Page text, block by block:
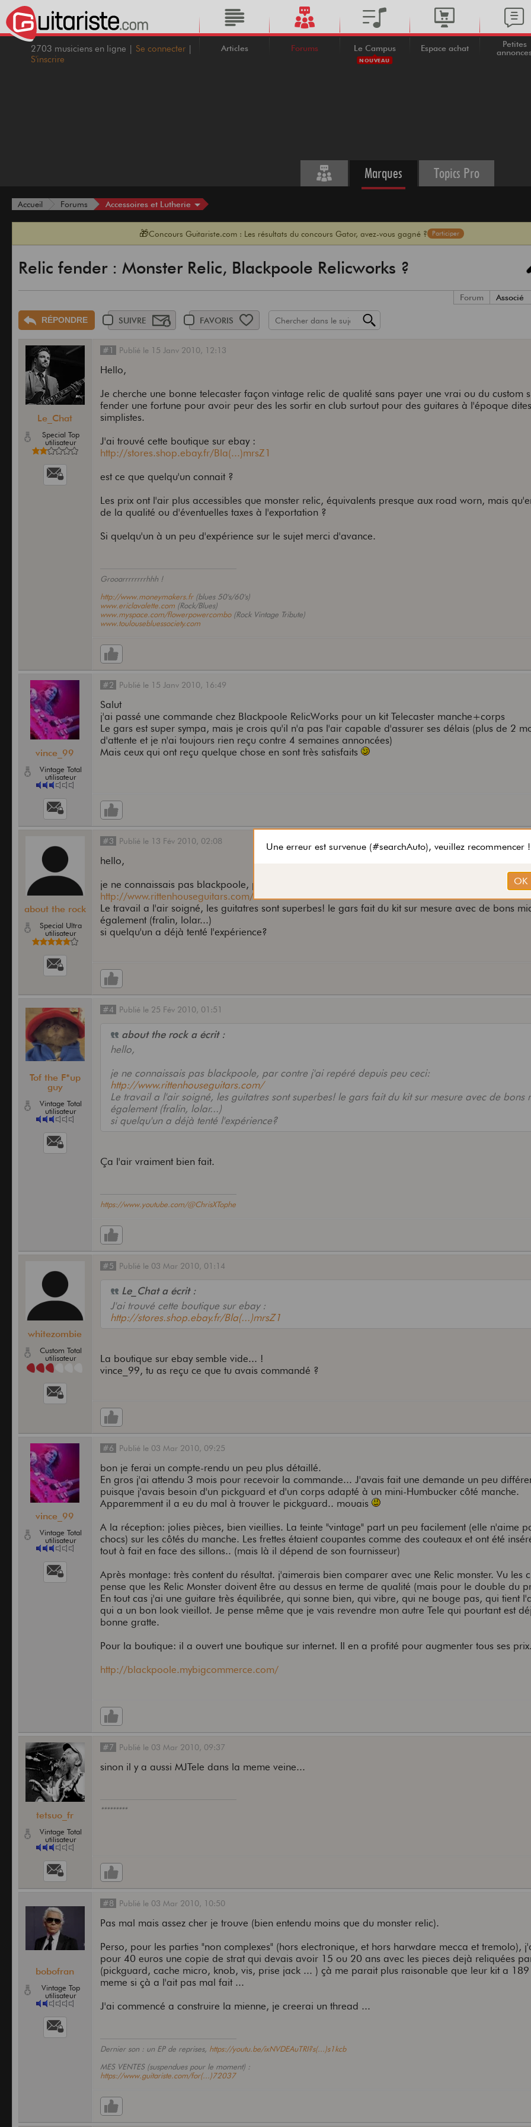
2703 musiciens en ligne | Se connecter |
S'inscrire
Articles Forums Le Campus
NOUVEAU
Espace achat
Petites
Marques Topics Pro
Accueil Forums Accessoires et Lutherie
🎁Concours Guitariste.com : Les résultats du concours Gator, avez-vous gagné ? Participer
Relic fender : Monster Relic, Blackpoole Relicworks ?
Forum Associé
RÉPONDRE SUIVRE FAVORIS
Le_Chat
Special Top
utilisateur
#1 Publié le 15 Janv 2010, 12:13
Hello,
Je cherche une bonne telecaster façon vintage relic de qualité sans payer une vrai ou du custom
fender une fortune pour avoir peur des les sortir en club surtout pour des guitares à l'époque
simplistes.
J'ai trouvé cette boutique sur ebay :
http://stores.shop.ebay.fr/Bla(...)mrsZ1
est ce que quelqu'un connait ?
Les prix ont l'air plus accessibles que monster relic, équivalents presque aux road worn, mais
de la qualité ou d'éventuelles taxes à l'exportation ?
Si quelqu'un à un peu d'expérience sur le sujet merci d'avance.
Grooarrrrrrrrhhh !
http://www.moneymakers.fr(blues 50's/60's)
www.ericlavalette.com (Rock/Blues)
www.myspace.com/flowerpowercombo(Rock Vintage Tribute)
www.toulousebluessociety.com
vince_99
Vintage Total
utilisateur
#2 Publié le 15 Janv 2010, 16:49
Salut
j'ai passé une commande chez Blackpoole RelicWorks pour un kit Telecaster manche+corps
Le gars est super sympa, mais je crois qu'il n'a pas l'air capable d'assurer ses délais (plus de 2
d'attente et je n'ai toujours rien reçu contre 4 semaines annoncées)
Mais ceux qui ont reçu quelque chose en sont très satisfaits
about the rock
Special Ultra
utilisateur
#3 Publié le 13 Fév 2010, 02:08
hello,
je ne connaissais pas blackpoole, par contre j'ai repéré depuis peu ceci:
http://www.rittenhouseguitars.com/
Le travail a l'air soigné, les guitatres sont superbes! le gars fait du kit sur mesure avec de bons
également (fralin, lolar...)
si quelqu'un a déjà tenté l'expérience?
Tof the F*up
guy
Vintage Total
utilisateur
#4 Publié le 25 Fév 2010, 01:51
about the rock a écrit :
hello,
je ne connaissais pas blackpoole, par contre j'ai repéré depuis peu ceci:
http://www.rittenhouseguitars.com/
Le travail a l'air soigné, les guitatres sont superbes! le gars fait du kit sur mesure avec de bons
également (fralin, lolar...)
si quelqu'un a déjà tenté l'expérience?
Ça l'air vraiment bien fait.
https://www.youtube.com/@ChrisXTophe
whitezombie
Custom Total
utilisateur
#5 Publié le 03 Mar 2010, 01:14
Le_Chat a écrit :
J'ai trouvé cette boutique sur ebay :
http://stores.shop.ebay.fr/Bla(...)mrsZ1
La boutique sur ebay semble vide... !
vince_99, tu as reçu ce que tu avais commandé ?
vince_99
Vintage Total
utilisateur
#6 Publié le 03 Mar 2010, 09:25
bon je ferai un compte-rendu un peu plus détaillé.
En gros j'ai attendu 3 mois pour recevoir la commande... J'avais fait une demande un peu
puisque j'avais besoin d'un pickguard et d'un corps adapté à un mini-Humbucker côté manche.
Apparemment il a eu du mal à trouver le pickguard.. mouais
A la réception: jolies pièces, bien vieillies. La teinte "vintage" part un peu facilement (elle n'aime
chocs) sur les côtés du manche. Les frettes étaient coupantes comme des couteaux et ont été
tout à fait en face des sillons.. (mais là il dépend de son fournisseur)
Après montage: très content du résultat. j'aimerais bien comparer avec une Relic monster. Vu les
pense que les Relic Monster doivent être au dessus en terme de qualité (mais pour le double du
En tout cas j'ai une guitare très équilibrée, qui sonne bien, qui vibre, qui ne bouge pas, qui tient
qui a un bon look vieillot. Je pense même que je vais revendre mon autre Tele qui pourtant est
bonne gratte.
Pour la boutique: il a ouvert une boutique sur internet. Il en a profité pour augmenter tous ses
http://blackpoole.mybigcommerce.com/
tetsuo_fr
Vintage Total
utilisateur
#7 Publié le 03 Mar 2010, 09:37
sinon il y a aussi MJTele dans la meme veine...
*********
bobofran
Vintage Top
utilisateur
#8 Publié le 03 Mar 2010, 10:50
Pas mal mais assez cher je trouve (bien entendu moins que du monster relic).
Perso, pour les parties "non complexes" (hors electronique, et hors harwdare mecca et tremolo),
pour 40 euros une copie de strat qui devais avoir 15 ou 20 ans avec les pieces dejà reliquées
(pickguard, cache micro, knob, vis, prise jack ... ) çà me parait plus raisonable que leur kit a
meme si çà a l'ait pas mal fait ...
J'ai commencé a construire la mienne, je creerai un thread ...
Dernier son : un EP de reprises, https://youtu.be/ixNVDEAuTRI?s(...)s1kcb
MES VENTES (suspendues pour le moment) :
https://www.guitariste.com/for(...)72037